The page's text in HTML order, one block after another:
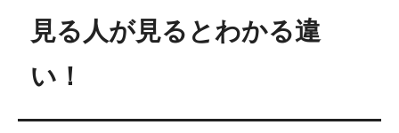
見る人が見るとわかる違
い！